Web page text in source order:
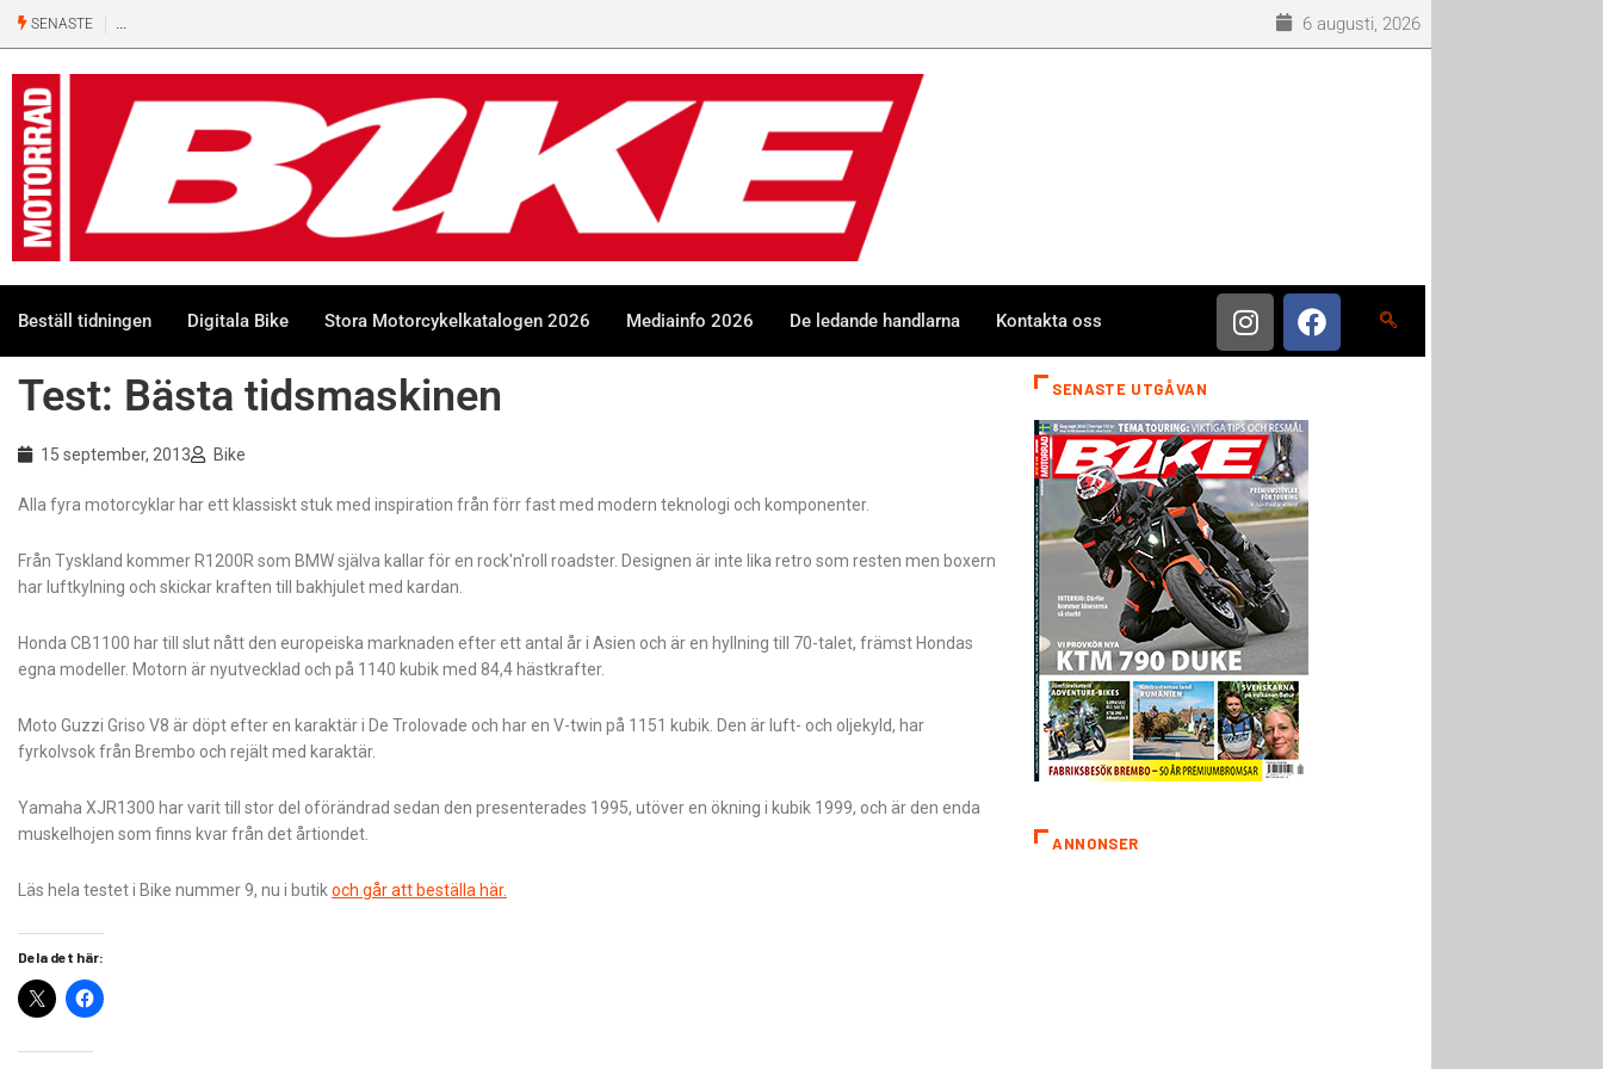
SENASTE 6 augusti, 2026
Beställ tidningen Digitala Bike Stora Motorcykelkatalogen 2026 Mediainfo 2026 De ledande handlarna Kontakta oss
Test: Bästa tidsmaskinen
15 september, 2013 Bike
Alla fyra motorcyklar har ett klassiskt stuk med inspiration från förr fast med modern teknologi och komponenter.
Från Tyskland kommer R1200R som BMW själva kallar för en rock'n'roll roadster. Designen är inte lika retro som resten men boxern
har luftkylning och skickar kraften till bakhjulet med kardan.
Honda CB1100 har till slut nått den europeiska marknaden efter ett antal år i Asien och är en hyllning till 70-talet, främst Hondas
egna modeller. Motorn är nyutvecklad och på 1140 kubik med 84,4 hästkrafter.
Moto Guzzi Griso V8 är döpt efter en karaktär i De Trolovade och har en V-twin på 1151 kubik. Den är luft- och oljekyld, har
fyrkolvsok från Brembo och rejält med karaktär.
Yamaha XJR1300 har varit till stor del oförändrad sedan den presenterades 1995, utöver en ökning i kubik 1999, och är den enda
muskelhojen som finns kvar från det årtiondet.
Läs hela testet i Bike nummer 9, nu i butikoch går att beställa här.
Dela det här:
SENASTE UTGÅVAN
ANNONSER